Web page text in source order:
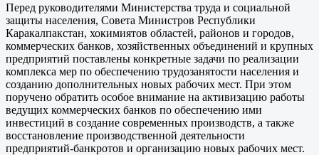
Перед руководителями Министерства труда и социальной
защиты населения, Совета Министров Республики
Каракалпакстан, хокимиятов областей, районов и городов,
коммерческих банков, хозяйственных объединений и крупных
предприятий поставлены конкретные задачи по реализации
комплекса мер по обеспечению трудозанятости населения и
созданию дополнительных новых рабочих мест. При этом
поручено обратить особое внимание на активизацию работы
ведущих коммерческих банков по обеспечению ими
инвестиций в создание современных производств, а также
восстановление производственной деятельности
предприятий-банкротов и организацию новых рабочих мест.